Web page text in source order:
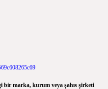
bir marka, kurum veya şahıs şirketi